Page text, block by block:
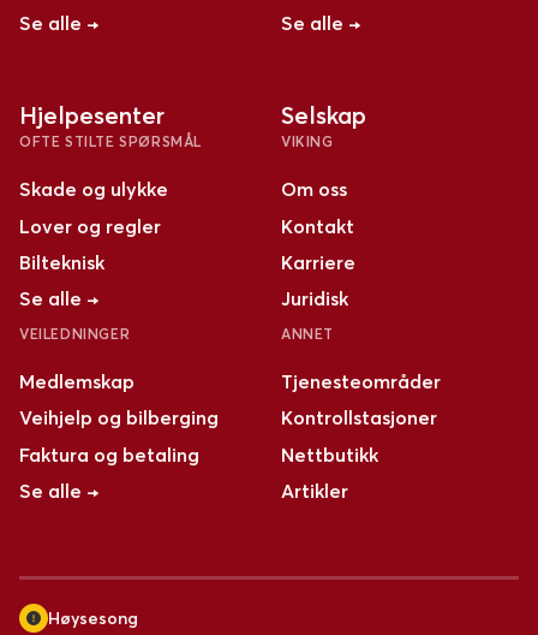
Se alle →
Se alle →
Hjelpesenter
OFTE STILTE SPØRSMÅL
Skade og ulykke
Lover og regler
Bilteknisk
Se alle →
VEILEDNINGER
Medlemskap
Veihjelp og bilberging
Faktura og betaling
Se alle →
Selskap
VIKING
Om oss
Kontakt
Karriere
Juridisk
ANNET
Tjenesteområder
Kontrollstasjoner
Nettbutikk
Artikler
Høysesong